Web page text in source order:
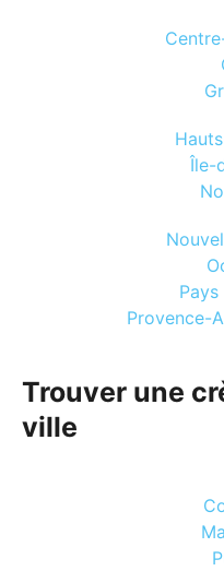
Île-
Provence-
Trouver une
ville